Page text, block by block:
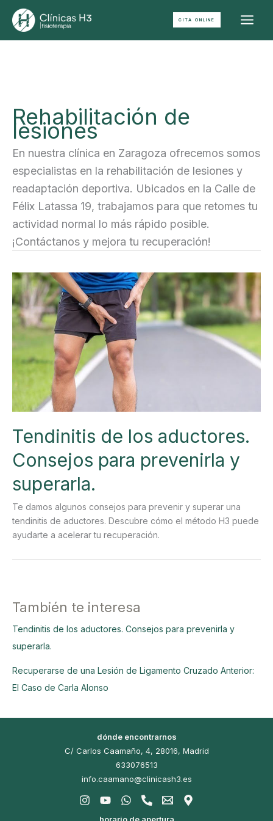
Ir
CITA ONLINE
Rehabilitación de
lesiones
En nuestra clínica en Zaragoza ofrecemos somos
especialistas en la rehabilitación de lesiones y
readaptación deportiva. Ubicados en la Calle de
Félix Latassa 19, trabajamos para que retomes tu
actividad normal lo más rápido posible.
¡Contáctanos y mejora tu recuperación!
Tendinitis de los aductores.
Consejos para prevenirla y
superarla.
Te damos algunos consejos para prevenir y superar una
tendinitis de aductores. Descubre cómo el método H3 puede
ayudarte a acelerar tu recuperación.
También te interesa
Tendinitis de los aductores. Consejos para prevenirla y
superarla.
Recuperarse de una Lesión de Ligamento Cruzado Anterior:
El Caso de Carla Alonso
dónde encontrarnos
C/ Carlos Caamaño, 4, 28016, Madrid
633076513
info.caamano@clinicash3.es
horario de apertura